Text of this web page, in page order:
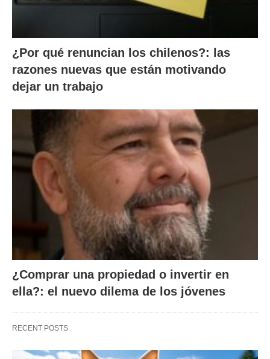
¿Por qué renuncian los chilenos?: las
razones nuevas que están motivando
dejar un trabajo
¿Comprar una propiedad o invertir en
ella?: el nuevo dilema de los jóvenes
RECENT POSTS